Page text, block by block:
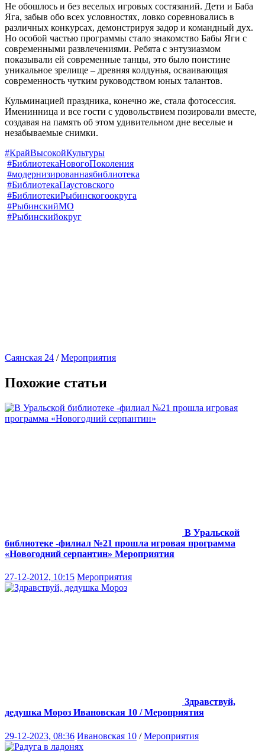
Не обошлось и без веселых игровых состязаний. Дети и Баба
Яга, забыв обо всех условностях, ловко соревновались в
различных конкурсах, демонстрируя задор и командный дух.
Но особой частью программы стало знакомство Бабы Яги с
современными развлечениями. Ребята с энтузиазмом
показывали ей современные танцы, это было поистине
уникальное зрелище – древняя колдунья, осваивающая
современность чутким руководством юных талантов.
Кульминацией праздника, конечно же, стала фотосессия.
Именинница и все гости с удовольствием позировали вместе,
создавая на память об этом удивительном дне веселые и
незабываемые снимки.
#КрайВысокойКультуры
#БиблиотекаНовогоПоколения
#модернизированнаябиблиотека
#БиблиотекаПаустовского
#БиблиотекиРыбинскогоокруга
#РыбинскийМО
#Рыбинскийокруг
Саянская 24 /Мероприятия
Похожие статьи
В Уральской
библиотеке -филиал №21 прошла игровая программа
«Новогодний серпантин» Мероприятия
27-12-2012, 10:15 Мероприятия
Здравствуй,
дедушка Мороз Ивановская 10 / Мероприятия
29-12-2023, 08:36 Ивановская 10 /Мероприятия